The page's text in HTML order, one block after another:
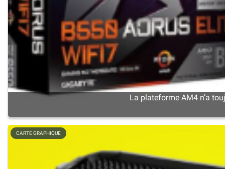
La plateforme AM4 n’a
CARTE GRAPHIQUE